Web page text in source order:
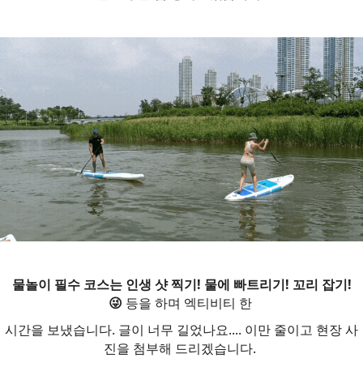
물놀이 필수 코스는 인생 샷 찍기! 물에 빠트리기! 꼬리 잡기!
😜 등을 하며 엑티비티 한
시간을 보냈습니다. 글이 너무 길었나요.... 이만 줄이고 현장 사
진을 첨부해 드리겠습니다.